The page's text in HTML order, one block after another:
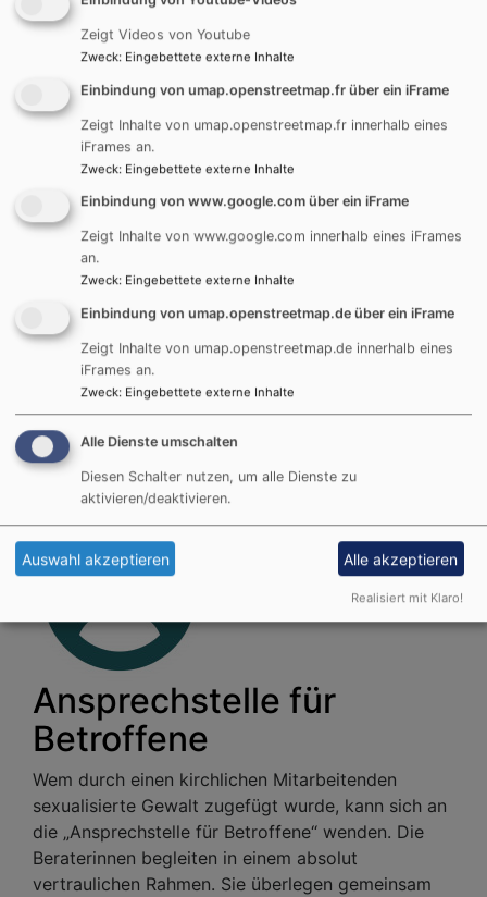
Prävention und Schutzkonzept
unserem täglichen Handeln deutlich zum Ausdruck
kommt. Aus diesem Grund arbeiten wir an einem
Schutzkonzept in dem klare Leitlinien und präventive
Maßnahmen beschrieben sind. So gehört es für uns
dazu, dass sich alle unsere Mitarbeitenden an einen
Verhaltenskodex halten, sich zum Thema Prävention
sexualisierter Gewalt schulen und wissen, wie sie bei
einem Verdacht von sexualisierter Gewalt handeln
Inhalt vonwww.info-fachstellesg-elkb.de
Beratungsmöglichkeiten
Ansprechstelle für
Betroffene
Wem durch einen kirchlichen Mitarbeitenden
sexualisierte Gewalt zugefügt wurde, kann sich an
die „Ansprechstelle für Betroffene“ wenden. Die
Beraterinnen begleiten in einem absolut
vertraulichen Rahmen. Sie überlegen gemeinsam
Zeigt Videos von Youtube
Zweck: Eingebettete externe Inhalte
Einbindung von umap.openstreetmap.fr über ein iFrame
Zeigt Inhalte von umap.openstreetmap.fr innerhalb eines
iFrames an.
Zweck: Eingebettete externe Inhalte
Einbindung von www.google.com über ein iFrame
Zeigt Inhalte von www.google.com innerhalb eines iFrames
an.
Zweck: Eingebettete externe Inhalte
Einbindung von umap.openstreetmap.de über ein iFrame
Zeigt Inhalte von umap.openstreetmap.de innerhalb eines
iFrames an.
Zweck: Eingebettete externe Inhalte
Alle Dienste umschalten
Diesen Schalter nutzen, um alle Dienste zu
aktivieren/deaktivieren.
Auswahl akzeptieren Alle akzeptieren
Realisiert mit Klaro!